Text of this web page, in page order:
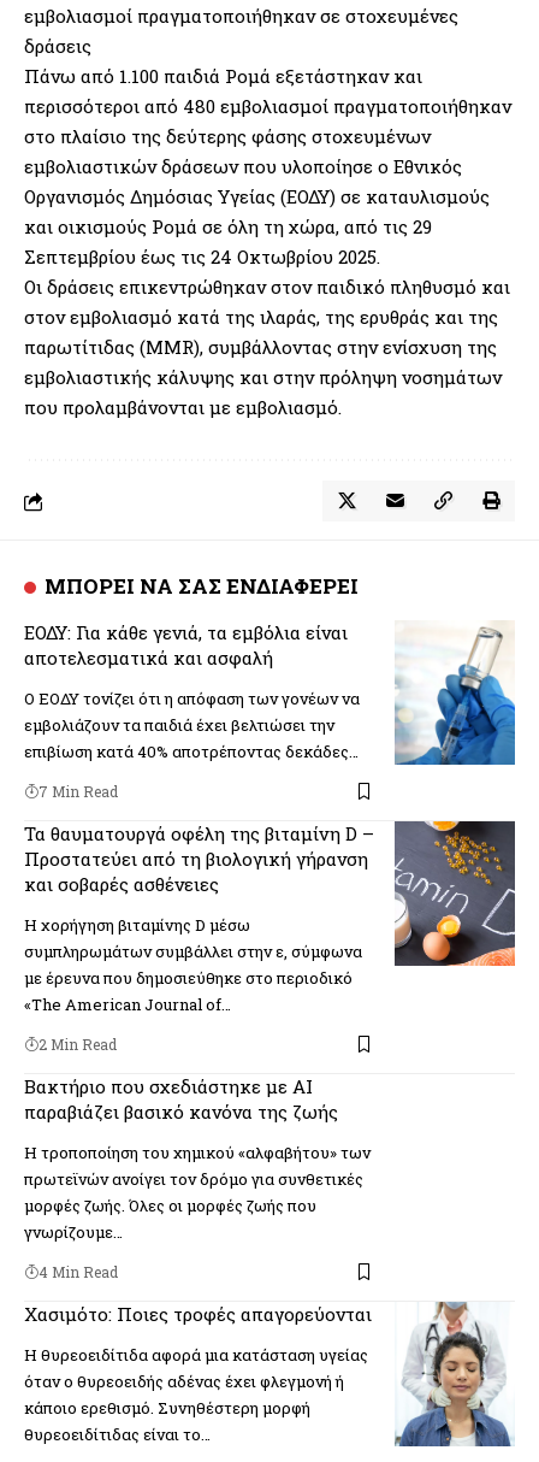
εμβολιασμοί πραγματοποιήθηκαν σε στοχευμένες
δράσεις
Πάνω από 1.100 παιδιά Ρομά εξετάστηκαν και
περισσότεροι από 480 εμβολιασμοί πραγματοποιήθηκαν
στο πλαίσιο της δεύτερης φάσης στοχευμένων
εμβολιαστικών δράσεων που υλοποίησε ο Εθνικός
Οργανισμός Δημόσιας Υγείας (ΕΟΔΥ) σε καταυλισμούς
και οικισμούς Ρομά σε όλη τη χώρα, από τις 29
Σεπτεμβρίου έως τις 24 Οκτωβρίου 2025.
Οι δράσεις επικεντρώθηκαν στον παιδικό πληθυσμό και
στον εμβολιασμό κατά της ιλαράς, της ερυθράς και της
παρωτίτιδας (MMR), συμβάλλοντας στην ενίσχυση της
εμβολιαστικής κάλυψης και στην πρόληψη νοσημάτων
που προλαμβάνονται με εμβολιασμό.
ΜΠΟΡΕΙ ΝΑ ΣΑΣ ΕΝΔΙΑΦΕΡΕΙ
ΕΟΔΥ: Για κάθε γενιά, τα εμβόλια είναι
αποτελεσματικά και ασφαλή
Ο ΕΟΔΥ τονίζει ότι η απόφαση των γονέων να
εμβολιάζουν τα παιδιά έχει βελτιώσει την
επιβίωση κατά 40% αποτρέποντας δεκάδες…
7 Min Read
Τα θαυματουργά οφέλη της βιταμίνη D –
Προστατεύει από τη βιολογική γήρανση
και σοβαρές ασθένειες
Η χορήγηση βιταμίνης D μέσω
συμπληρωμάτων συμβάλλει στην ε, σύμφωνα
με έρευνα που δημοσιεύθηκε στο περιοδικό
«The American Journal of…
2 Min Read
Βακτήριο που σχεδιάστηκε με ΑΙ
παραβιάζει βασικό κανόνα της ζωής
Η τροποποίηση του χημικού «αλφαβήτου» των
πρωτεϊνών ανοίγει τον δρόμο για συνθετικές
μορφές ζωής. Όλες οι μορφές ζωής που
γνωρίζουμε…
4 Min Read
Χασιμότο: Ποιες τροφές απαγορεύονται
Η θυρεοειδίτιδα αφορά μια κατάσταση υγείας
όταν ο θυρεοειδής αδένας έχει φλεγμονή ή
κάποιο ερεθισμό. Συνηθέστερη μορφή
θυρεοειδίτιδας είναι το…